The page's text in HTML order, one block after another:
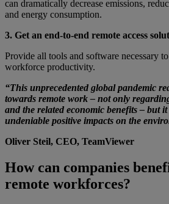
can dramatically decrease emissions,
and energy consumption.
3. Get an end-to-end remote access
Provide all tools and software necessary
workforce productivity.
“This unprecedented global pandemic
towards remote work – not only
and the related economic benefits – but
undeniable positive impacts on the
Oliver Steil, CEO, TeamViewer
How can companies
remote workforces?